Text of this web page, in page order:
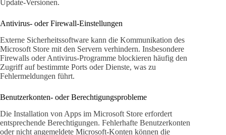
Update-Versionen.
Antivirus- oder Firewall-Einstellungen
Externe Sicherheitssoftware kann die Kommunikation des
Microsoft Store mit den Servern verhindern. Insbesondere
Firewalls oder Antivirus-Programme blockieren häufig den
Zugriff auf bestimmte Ports oder Dienste, was zu
Fehlermeldungen führt.
Benutzerkonten- oder Berechtigungsprobleme
Die Installation von Apps im Microsoft Store erfordert
entsprechende Berechtigungen. Fehlerhafte Benutzerkonten
oder nicht angemeldete Microsoft-Konten können die